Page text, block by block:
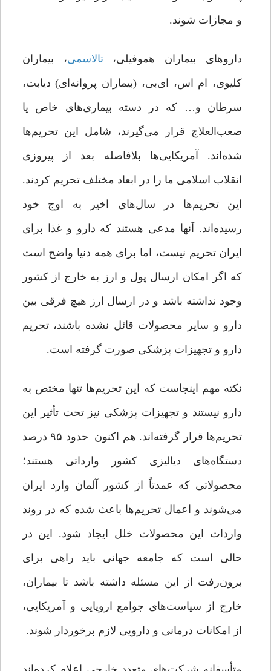
و مجازات شوند.
داروهای بیماران هموفیلی،تالاسمی، بیماران
کلیوی، ‌ام اس، ‌ای‌بی، (بیماران پروانه‌ای) دیابت،
سرطان و… که در دسته بیماری‌های خاص یا
صعب‌العلاج قرار می‌گیرند، شامل این تحریم‌ها
شده‌اند. آمریکایی‌ها بلافاصله بعد از پیروزی
انقلاب اسلامی ما را در ابعاد مختلف تحریم کردند.
این تحریم‌ها در سال‌های اخیر به اوج خود
رسیده‌اند. آنها مدعی هستند که دارو و غذا برای
ایران تحریم نیست، اما برای همه دنیا واضح است
که اگر امکان ارسال پول و ارز به خارج از کشور
وجود نداشته باشد و در ارسال ارز هیچ فرقی بین
دارو و سایر محصولات قائل نشده باشند، تحریم
دارو و تجهیزات پزشکی صورت گرفته است.
نکته مهم اینجاست که این تحریم‌ها تنها مختص به
دارو نیستند و تجهیزات پزشکی نیز تحت تأثیر این
تحریم‌ها قرار گرفته‌اند. هم اکنون حدود ۹۵ درصد
دستگاه‌های دیالیزی کشور وارداتی هستند؛
محصولاتی که عمدتاً از کشور آلمان وارد ایران
می‌شوند و اعمال تحریم‌ها باعث شده که در روند
واردات این محصولات خلل ایجاد شود. این در
حالی است که جامعه جهانی باید راهی برای
برون‌رفت از این مسئله داشته باشد تا بیماران،
خارج از سیاست‌های جوامع اروپایی و آمریکایی،
از امکانات درمانی و دارویی لازم برخوردار شوند.